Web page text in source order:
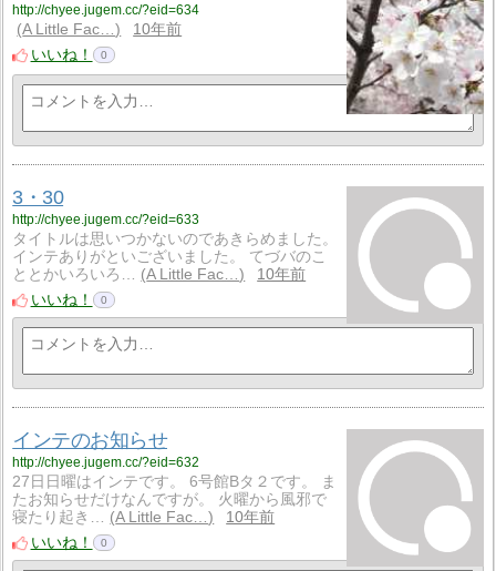
http://chyee.jugem.cc/?eid=634
A Little Fac…
10年前
いいね！
0
3・30
http://chyee.jugem.cc/?eid=633
タイトルは思いつかないのであきらめました。
インテありがといございました。 てづバのこ
ととかいろいろ…
A Little Fac…
10年前
いいね！
0
インテのお知らせ
http://chyee.jugem.cc/?eid=632
27日日曜はインテです。 6号館Bタ２です。 ま
たお知らせだけなんですが。 火曜から風邪で
寝たり起き…
A Little Fac…
10年前
いいね！
0